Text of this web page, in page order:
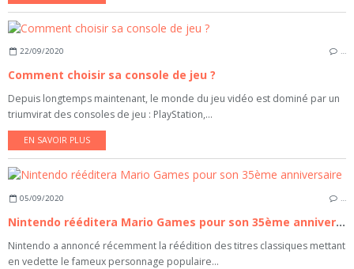
22/09/2020 …
Comment choisir sa console de jeu ?
Depuis longtemps maintenant, le monde du jeu vidéo est dominé par un
triumvirat des consoles de jeu : PlayStation,...
EN SAVOIR PLUS
05/09/2020 …
Nintendo rééditera Mario Games pour son 35ème anniversaire
Nintendo a annoncé récemment la réédition des titres classiques mettant
en vedette le fameux personnage populaire...